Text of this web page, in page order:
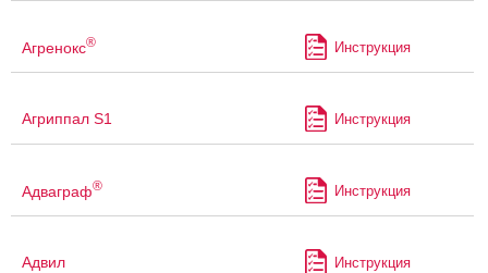
Агренокс® Инструкция
Агриппал S1 Инструкция
Адваграф® Инструкция
Адвил Инструкция